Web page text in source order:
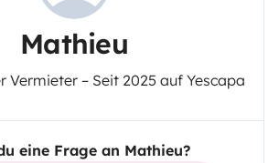
Mathieu
Vermieter – Seit 2025 auf Yescapa
eine Frage an Mathieu?